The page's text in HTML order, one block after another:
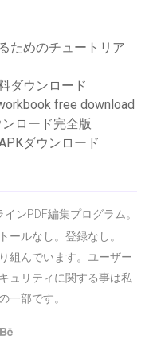
ためのチュートリア
ダウンロード
free download
ロード完全版
ダウンロード
ンPDF編集プログラム。
ールなし。登録なし。
組んでいます。ユーザー
ュリティに関する事は私
一部です。